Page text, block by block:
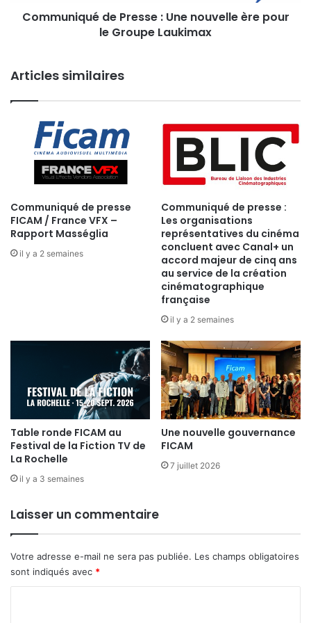
Groupe
Communiqué de Presse : Une nouvelle ère pour
le Groupe Laukimax
Articles similaires
Communiqué de presse
FICAM / France VFX –
Rapport Masséglia
il y a 2 semaines
Communiqué de presse :
Les organisations
représentatives du cinéma
concluent avec Canal+ un
accord majeur de cinq ans
au service de la création
cinématographique
française
il y a 2 semaines
Table ronde FICAM au
Festival de la Fiction TV de
La Rochelle
il y a 3 semaines
Une nouvelle gouvernance
FICAM
7 juillet 2026
Laisser un commentaire
Votre adresse e-mail ne sera pas publiée. Les champs obligatoires
sont indiqués avec *